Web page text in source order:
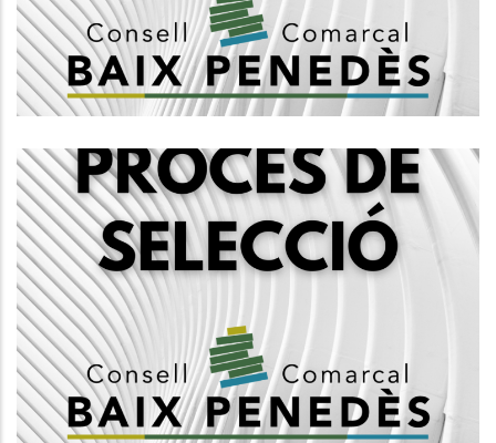
Altres
Convocatòria Per La Creació
Borsa De Treball
D'integradors/es Socials Del
Consell Comarcal Del Baix
Penedès
Altres